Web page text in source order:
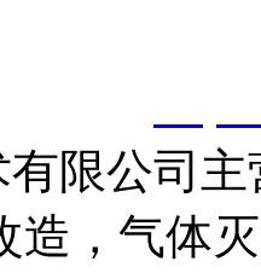
限公司
造，气体